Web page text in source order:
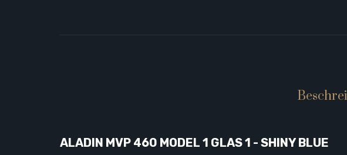
ALADIN MVP 460 MODEL 1 GLAS 1 - SHINY BLUE